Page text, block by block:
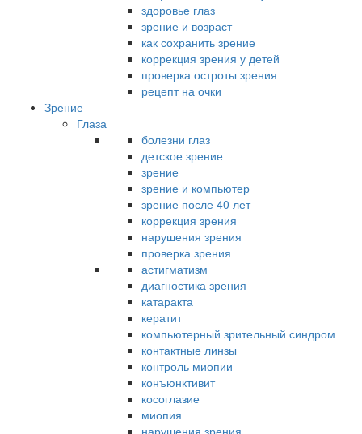
здоровье глаз
зрение и возраст
как сохранить зрение
коррекция зрения у детей
проверка остроты зрения
рецепт на очки
Зрение
Глаза
болезни глаз
детское зрение
зрение
зрение и компьютер
зрение после 40 лет
коррекция зрения
нарушения зрения
проверка зрения
астигматизм
диагностика зрения
катаракта
кератит
компьютерный зрительный синдром
контактные линзы
контроль миопии
конъюнктивит
косоглазие
миопия